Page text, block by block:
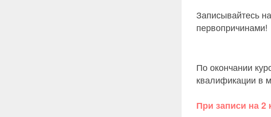
Записывайтесь
первопричинами!
По окончании
квалификации в
При записи на 2